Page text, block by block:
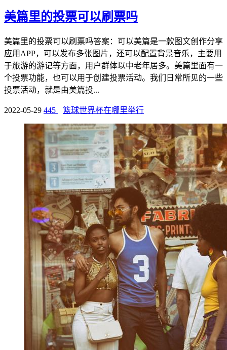
美篇里的投票可以刷票吗
美篇里的投票可以刷票吗答案：可以美篇是一款图文创作分享
应用APP，可以发布多张图片，还可以配置背景音乐，主要用
于旅游的游记等方面，用户群体以中老年居多。美篇里面有一
个投票功能，也可以用于创建投票活动。我们日常所见的一些
投票活动，就是由美篇投...
2022-05-29 445 篮球世界杯在哪里举行